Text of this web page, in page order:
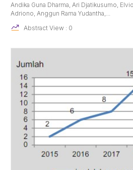
Andika Guna Dharma, Ari Djatikusumo,
Adriono, Anggun Rama Yudantha,...
Abstract View : 0